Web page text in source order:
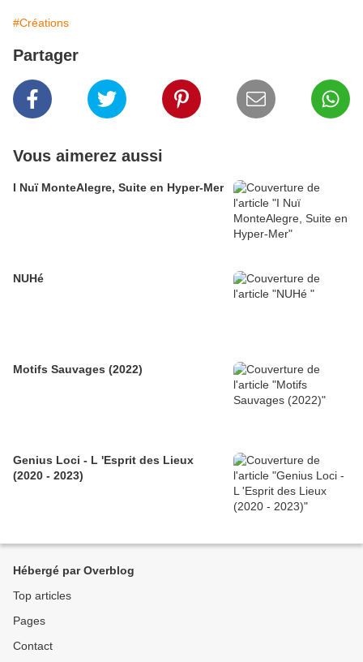
#Créations
Partager
Vous aimerez aussi
I Nuï MonteAlegre, Suite en Hyper-Mer
NUHé
Motifs Sauvages (2022)
Genius Loci - L 'Esprit des Lieux
(2020 - 2023)
Hébergé par Overblog
Top articles
Pages
Contact